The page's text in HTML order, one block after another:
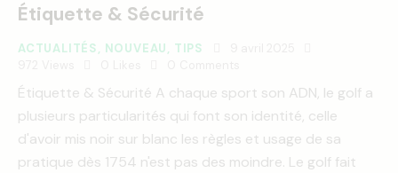
Étiquette & Sécurité
ACTUALITÉS, NOUVEAU, TIPS
Étiquette & Sécurité A chaque sport son ADN, le golf a
plusieurs particularités qui font son identité, celle
d'avoir mis noir sur blanc les règles et usage de sa
pratique dès 1754 n'est pas des moindre. Le golf fait